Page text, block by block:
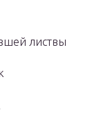
листвы